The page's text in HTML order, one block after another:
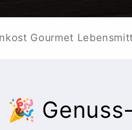
Gourmet
🎉